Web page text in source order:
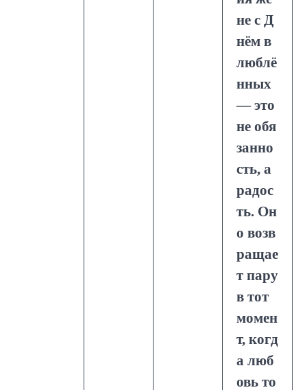
не с Д
нём в
люблё
нных
— это
не обя
занно
сть, а
радос
ть. Он
о возв
ращае
т пару
в тот
момен
т, когд
а люб
овь то